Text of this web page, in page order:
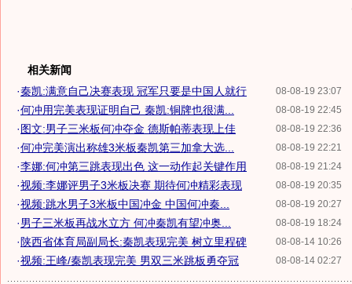
相关新闻
08-08-19 23:07
·秦凯:满意自己决赛表现 冠军只要是中国人就行
08-08-19 22:45
·何冲用完美表现证明自己 秦凯:铜牌也很满...
08-08-19 22:36
·图文:男子三米板何冲夺金 德斯帕蒂表现上佳
08-08-19 22:21
·何冲完美演出称雄3米板秦凯第三加拿大选...
08-08-19 21:24
·李娜:何冲第三跳表现出色 这一动作起关键作用
08-08-19 20:35
·视频:李娜评男子3米板决赛 期待何冲精彩表现
08-08-19 20:27
·视频:跳水男子3米板中国冲金 中国何冲秦...
08-08-19 18:24
·男子三米板再战水立方 何冲秦凯有望冲奥...
08-08-14 10:26
· 陕西省体育局副局长:秦凯表现完美 树立里程碑
08-08-14 02:27
·视频:王峰/秦凯表现完美 男双三米跳板勇夺冠